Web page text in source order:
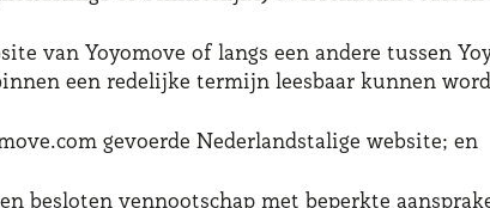
van Yoyomove of langs een andere tussen
een redelijke termijn leesbaar kunnen
gevoerde Nederlandstalige website; en
besloten vennootschap met beperkte